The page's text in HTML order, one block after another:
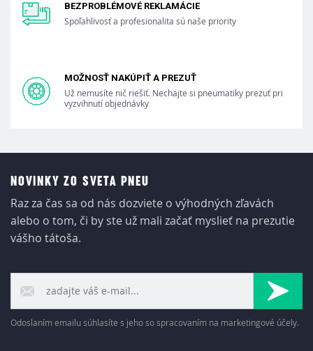
BEZPROBLÉMOVÉ REKLAMÁCIE
Spoľahlivosť a profesionalita sú naše priority
MOŽNOSŤ NAKÚPIŤ A PREZUŤ
Už nemusíte nič riešiť. Nechajte si pneumatiky prezuť pri
vyzvihnutí objednávky
NOVINKY ZO SVETA PNEU
Raz za čas sa od nás dozviete o výhodných zľavách
alebo o tom, či by ste už mali začať myslieť na prezutie
vášho tátoša.
Odoslaním emailu súhlasíte s jeho so spracovaním na marketingové účely.